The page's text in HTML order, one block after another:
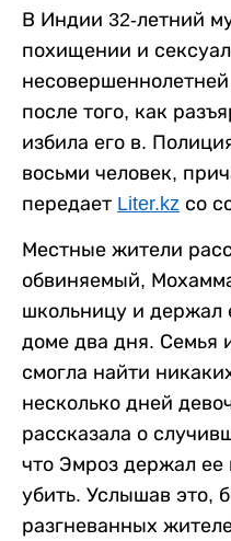
В Индии 32-летний
похищении и
после того, как
избила его в.
восьми человек,
передает Liter.kz со
Местные жители
обвиняемый,
школьницу и держал
доме два дня. Семья
смогла найти
несколько дней
рассказала о
что Эмроз держал ее
убить. Услышав это,
разгневанных